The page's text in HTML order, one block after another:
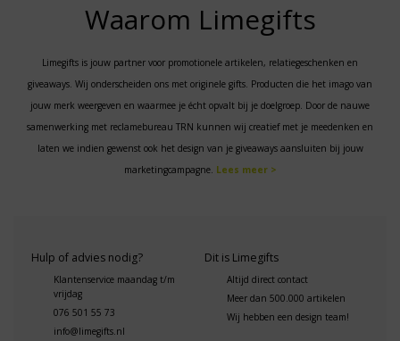
Waarom Limegifts
Limegifts is jouw partner voor promotionele artikelen, relatiegeschenken en
giveaways. Wij onderscheiden ons met originele gifts. Producten die het imago van
jouw merk weergeven en waarmee je écht opvalt bij je doelgroep. Door de nauwe
samenwerking met reclamebureau TRN kunnen wij creatief met je meedenken en
laten we indien gewenst ook het design van je giveaways aansluiten bij jouw
marketingcampagne. Lees meer >
Hulp of advies nodig?
Klantenservice maandag t/m
vrijdag
076 501 55 73
info@limegifts.nl
Dit is Limegifts
Altijd direct contact
Meer dan 500.000 artikelen
Wij hebben een design team!